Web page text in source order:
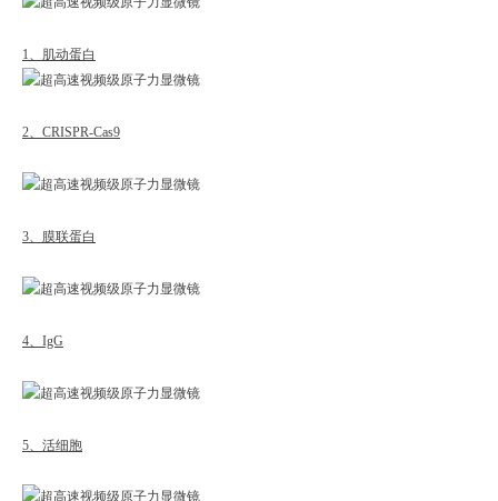
1、肌动蛋白
2、CRISPR-Cas9
3、膜联蛋白
4、IgG
5、活细胞